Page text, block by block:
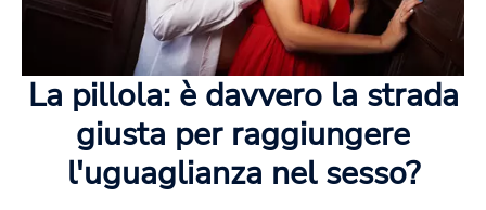
La pillola: è davvero la strada
giusta per raggiungere
l'uguaglianza nel sesso?